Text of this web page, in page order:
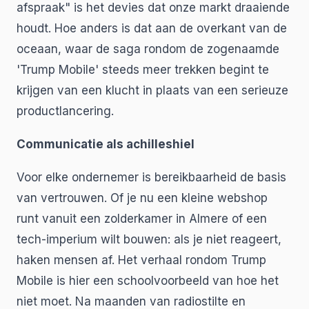
afspraak" is het devies dat onze markt draaiende
houdt. Hoe anders is dat aan de overkant van de
oceaan, waar de saga rondom de zogenaamde
'Trump Mobile' steeds meer trekken begint te
krijgen van een klucht in plaats van een serieuze
productlancering.
Communicatie als achilleshiel
Voor elke ondernemer is bereikbaarheid de basis
van vertrouwen. Of je nu een kleine webshop
runt vanuit een zolderkamer in Almere of een
tech-imperium wilt bouwen: als je niet reageert,
haken mensen af. Het verhaal rondom Trump
Mobile is hier een schoolvoorbeeld van hoe het
niet moet. Na maanden van radiostilte en